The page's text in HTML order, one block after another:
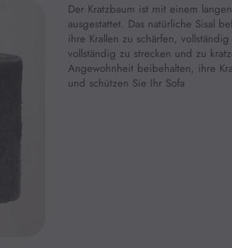
Der Kratzbaum ist mit einem
ausgestattet. Das natürliche Sisal
ihre Krallen zu schärfen,
vollständig zu strecken und zu
Angewohnheit beibehalten, ihre
und schützen Sie Ihr Sofa